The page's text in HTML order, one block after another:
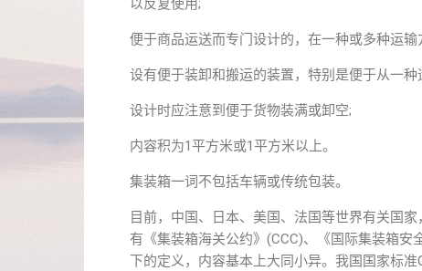
以反复使用;
便于商品运送而专门设计的，在一种或多种运
设有便于装卸和搬运的装置，特别是便于从一
设计时应注意到便于货物装满或卸空;
内容积为1平方米或1平方米以上。
集装箱一词不包括车辆或传统包装。
目前，中国、日本、美国、法国等世界有关国
有《集装箱海关公约》(CCC)、《国际集装箱
下的定义，内容基本上大同小异。我国国家标准